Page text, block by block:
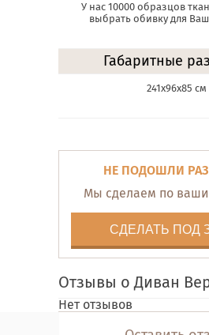
У нас 10000 образцов
выбрать обивку для
Габаритные
241х96х85 см
НЕ ПОДОШЛИ
Мы сделаем по
СДЕЛАТЬ ПОД
Отзывы о Диван
Нет отзывов